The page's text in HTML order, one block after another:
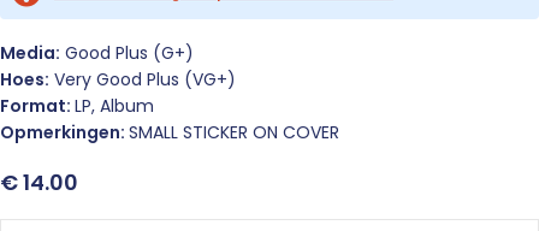
Media: Good Plus (G+)
Hoes: Very Good Plus (VG+)
Format: LP, Album
Opmerkingen: SMALL STICKER ON COVER
€14.00